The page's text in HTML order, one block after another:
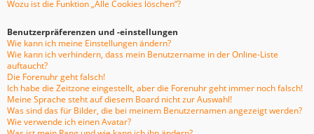
Wozu ist die Funktion „Alle Cookies löschen“?
Benutzerpräferenzen und -einstellungen
Wie kann ich meine Einstellungen ändern?
Wie kann ich verhindern, dass mein Benutzername in der Online-Liste
auftaucht?
Die Forenuhr geht falsch!
Ich habe die Zeitzone eingestellt, aber die Forenuhr geht immer noch falsch!
Meine Sprache steht auf diesem Board nicht zur Auswahl!
Was sind das für Bilder, die bei meinem Benutzernamen angezeigt werden?
Wie verwende ich einen Avatar?